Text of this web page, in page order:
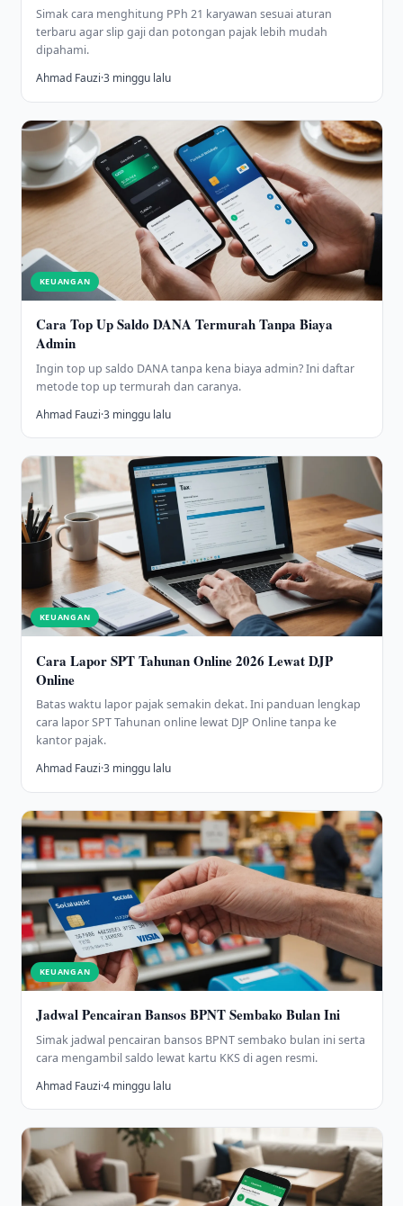
Simak cara menghitung PPh 21 karyawan sesuai aturan
terbaru agar slip gaji dan potongan pajak lebih mudah
dipahami.
Ahmad Fauzi·3 minggu lalu
KEUANGAN
Cara Top Up Saldo DANA Termurah Tanpa Biaya
Admin
Ingin top up saldo DANA tanpa kena biaya admin? Ini daftar
metode top up termurah dan caranya.
Ahmad Fauzi·3 minggu lalu
KEUANGAN
Cara Lapor SPT Tahunan Online 2026 Lewat DJP
Online
Batas waktu lapor pajak semakin dekat. Ini panduan lengkap
cara lapor SPT Tahunan online lewat DJP Online tanpa ke
kantor pajak.
Ahmad Fauzi·3 minggu lalu
KEUANGAN
Jadwal Pencairan Bansos BPNT Sembako Bulan Ini
Simak jadwal pencairan bansos BPNT sembako bulan ini serta
cara mengambil saldo lewat kartu KKS di agen resmi.
Ahmad Fauzi·4 minggu lalu